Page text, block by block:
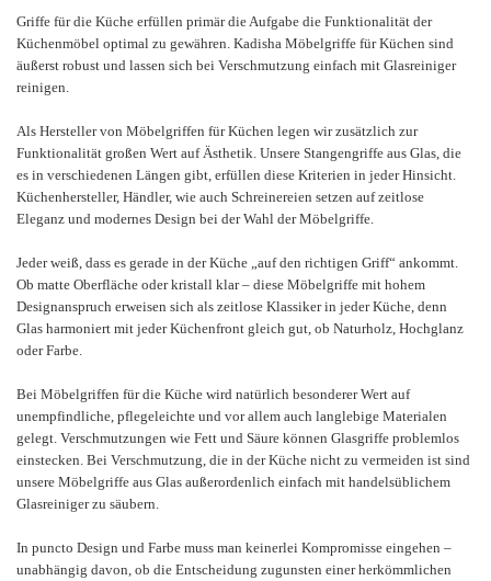
Griffe für die Küche erfüllen primär die Aufgabe die Funktionalität der
Küchenmöbel optimal zu gewähren. Kadisha Möbelgriffe für Küchen sind
äußerst robust und lassen sich bei Verschmutzung einfach mit Glasreiniger
reinigen.
Als Hersteller von Möbelgriffen für Küchen legen wir zusätzlich zur
Funktionalität großen Wert auf Ästhetik. Unsere Stangengriffe aus Glas, die
es in verschiedenen Längen gibt, erfüllen diese Kriterien in jeder Hinsicht.
Küchenhersteller, Händler, wie auch Schreinereien setzen auf zeitlose
Eleganz und modernes Design bei der Wahl der Möbelgriffe.
Jeder weiß, dass es gerade in der Küche „auf den richtigen Griff“ ankommt.
Ob matte Oberfläche oder kristall klar – diese Möbelgriffe mit hohem
Designanspruch erweisen sich als zeitlose Klassiker in jeder Küche, denn
Glas harmoniert mit jeder Küchenfront gleich gut, ob Naturholz, Hochglanz
oder Farbe.
Bei Möbelgriffen für die Küche wird natürlich besonderer Wert auf
unempfindliche, pflegeleichte und vor allem auch langlebige Materialen
gelegt. Verschmutzungen wie Fett und Säure können Glasgriffe problemlos
einstecken. Bei Verschmutzung, die in der Küche nicht zu vermeiden ist sind
unsere Möbelgriffe aus Glas außerordenlich einfach mit handelsüblichem
Glasreiniger zu säubern.
In puncto Design und Farbe muss man keinerlei Kompromisse eingehen –
unabhängig davon, ob die Entscheidung zugunsten einer herkömmlichen